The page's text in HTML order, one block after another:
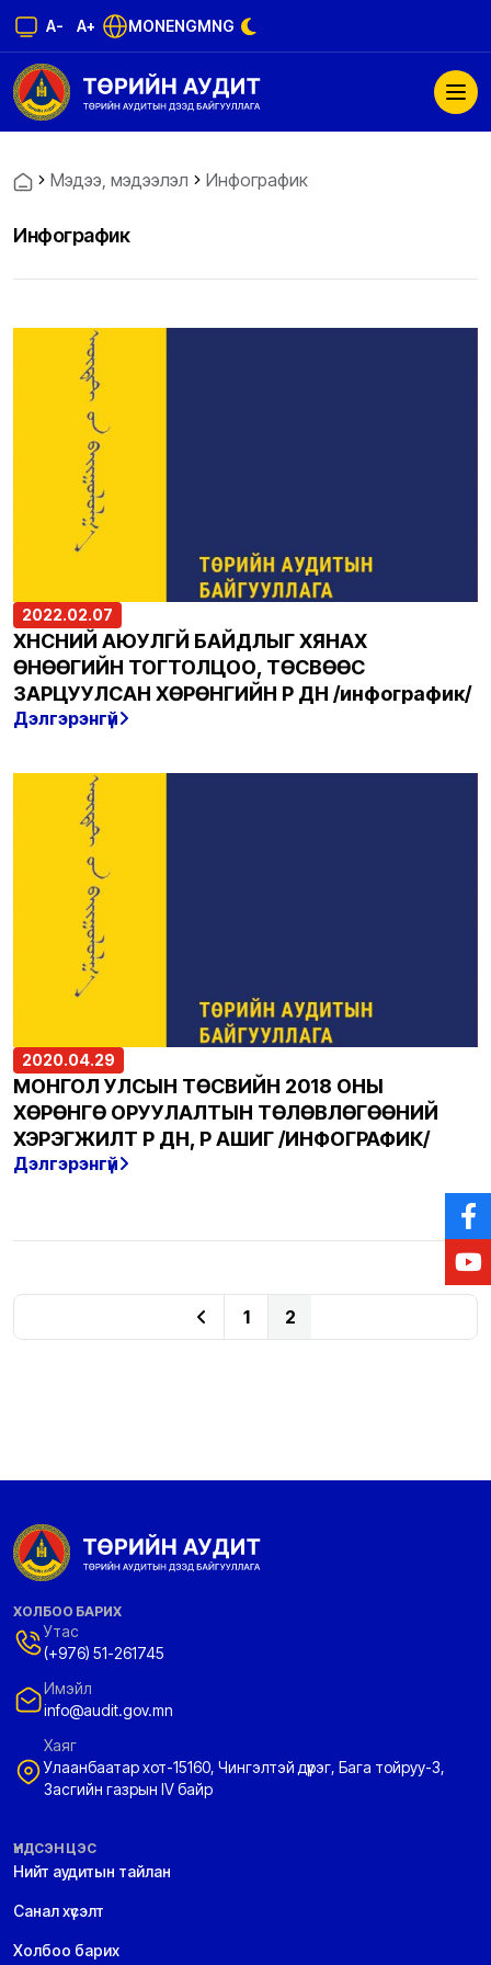
A- A+ MONENGMNG
Мэдээ, мэдээлэл Инфографик
Инфографик
2022.02.07
ХҮНСНИЙ АЮУЛГҮЙ БАЙДЛЫГ ХЯНАХ
ӨНӨӨГИЙН ТОГТОЛЦОО, ТӨСВӨӨС
ЗАРЦУУЛСАН ХӨРӨНГИЙН ҮР ДҮН /инфографик/
Дэлгэрэнгүй
2020.04.29
МОНГОЛ УЛСЫН ТӨСВИЙН 2018 ОНЫ
ХӨРӨНГӨ ОРУУЛАЛТЫН ТӨЛӨВЛӨГӨӨНИЙ
ХЭРЭГЖИЛТ ҮР ДҮН, ҮР АШИГ /ИНФОГРАФИК/
Дэлгэрэнгүй
1 2
ХОЛБОО БАРИХ
Утас
(+976) 51-261745
Имэйл
info@audit.gov.mn
Хаяг
Улаанбаатар хот-15160, Чингэлтэй дүүрэг, Бага тойруу-3,
Засгийн газрын IV байр
ҮНДСЭН ЦЭС
Нийт аудитын тайлан
Санал хүсэлт
Холбоо барих